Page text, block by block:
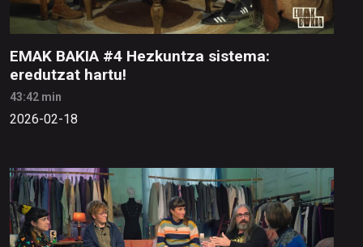
EMAK BAKIA #4 Hezkuntza sistema:
eredutzat hartu!
43:42 min
2026-02-18